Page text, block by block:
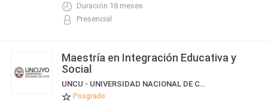
Duración 18 meses
Presencial
Maestría en Integración Educativa y
Social
UNCU - UNIVERSIDAD NACIONAL DE CUYO
Posgrado